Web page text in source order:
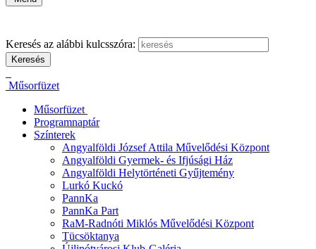
Keresés az alábbi kulcsszóra:
Műsorfüzet
Műsorfüzet
Programnaptár
Színterek
Angyalföldi József Attila Művelődési Központ
Angyalföldi Gyermek- és Ifjúsági Ház
Angyalföldi Helytörténeti Gyűjtemény
Lurkó Kuckó
PannKa
PannKa Part
RaM-Radnóti Miklós Művelődési Központ
Tücsöktanya